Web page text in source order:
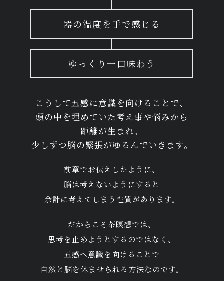
器の温度を手で感じる
ゆっくり一口味わう
こうして五感に意識を向けることで、
頭の中を埋めていた考え事や悩みから
距離が生まれ、
少しずつ脳の緊張がゆるんでいきます。
前章でお伝えしたように、
脳は考えないようにすると
余計に考えてしまう性質があります。
だからこそ茶瞑想では、
思考を止めようとするのではなく、
五感へ意識を向けることで
自然と脳を休ませられる方法なのです。